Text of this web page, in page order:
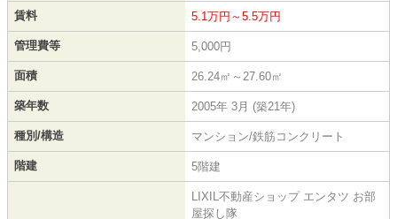
賃料 5.1万円～5.5万円
管理費等 5,000円
面積 26.24㎡～27.60㎡
築年数 2005年 3月 (築21年)
種別/構造 マンション/鉄筋コンクリート
階建 5階建
LIXIL不動産ショップ エンタツ お部
屋探し隊